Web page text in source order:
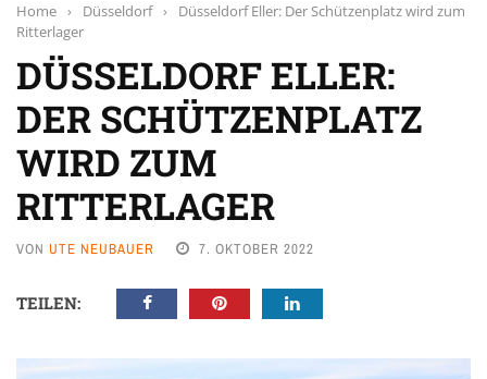
Home › Düsseldorf ›
Düsseldorf Eller: Der Schützenplatz wird zum
Ritterlager
DÜSSELDORF ELLER:
DER SCHÜTZENPLATZ
WIRD ZUM
RITTERLAGER
VON UTE NEUBAUER 7. OKTOBER 2022
TEILEN: